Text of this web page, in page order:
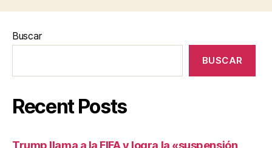
Buscar
BUSCAR
Recent Posts
Trump llama a la FIFA y logra la «suspensión